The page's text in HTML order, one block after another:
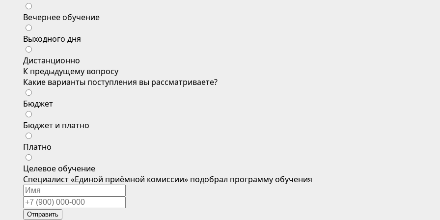
Вечернее обучение
Выходного дня
Дистанционно
К предыдущему вопросу
Какие варианты поступления вы рассматриваете?
Бюджет
Бюджет и платно
Платно
Целевое обучение
Специалист «Единой приёмной комиссии» подобрал программу обучения
Отправить